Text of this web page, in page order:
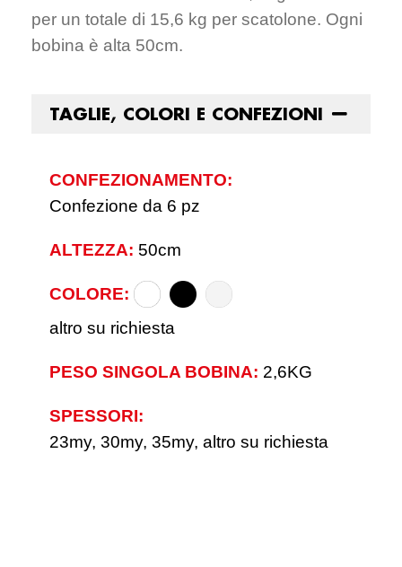
per un totale di 15,6 kg per scatolone. Ogni
bobina è alta 50cm.
TAGLIE, COLORI E CONFEZIONI
CONFEZIONAMENTO:
Confezione da 6 pz
ALTEZZA: 50cm
COLORE:
altro su richiesta
PESO SINGOLA BOBINA: 2,6KG
SPESSORI:
23my, 30my, 35my, altro su richiesta